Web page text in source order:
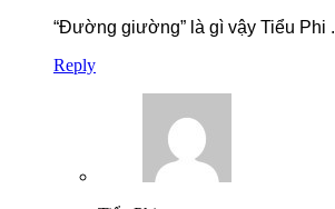
“Đường giường” là gì vậy Tiểu Phi .
Reply